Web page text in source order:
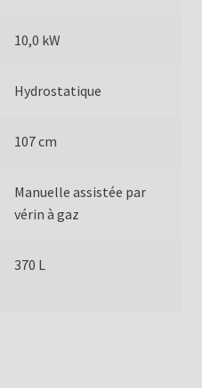
10,0 kW
Hydrostatique
107 cm
Manuelle assistée par
vérin à gaz
370 L